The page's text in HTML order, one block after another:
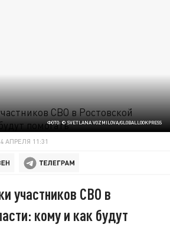
ФОТО: © SVETLANA VOZMILOVA/GLOBALLOOKPRESS
АПРЕЛЯ 11:31
участников СВО в
кому и как будут